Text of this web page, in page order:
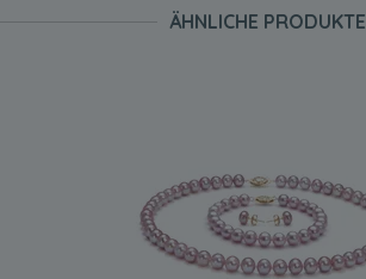
ÄHNLICHE PRODUKTE